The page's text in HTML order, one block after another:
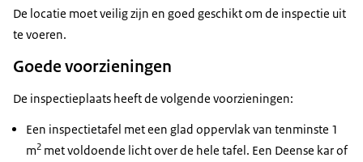
De locatie moet veilig zijn en goed geschikt om de inspectie uit
te voeren.
Goede voorzieningen
De inspectieplaats heeft de volgende voorzieningen:
Een inspectietafel met een glad oppervlak van tenminste 1
m2 met voldoende licht over de hele tafel. Een Deense kar of